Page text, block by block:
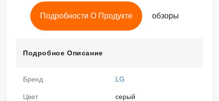
Подробности О Продукте обзоры
Подробное Описание
Бренд LG
Цвет серый